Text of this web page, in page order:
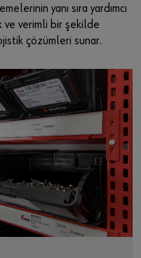
yanı sıra yardımcı
verimli bir şekilde
çözümleri sunar.